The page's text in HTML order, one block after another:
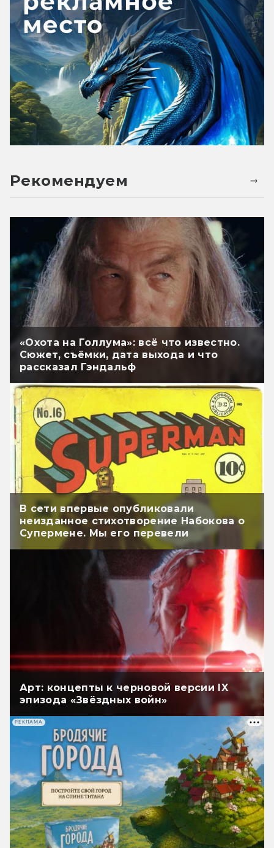
Рекомендуем
«Охота на Голлума»: всё что известно.
Сюжет, съёмки, дата выхода и что
рассказал Гэндальф
В сети впервые опубликовали
неизданное стихотворение Набокова о
Супермене. Мы его перевели
Арт: концепты к черновой версии IX
эпизода «Звёздных войн»
РЕКЛАМА